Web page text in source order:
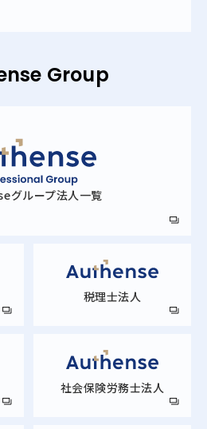
Group
グループ法人一覧
税理士法人
社会保険労務士法人